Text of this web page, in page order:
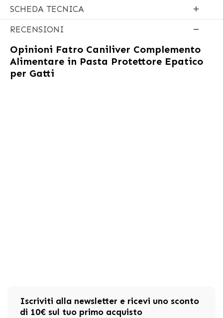
SCHEDA TECNICA
RECENSIONI
Opinioni Fatro Caniliver Complemento
Alimentare in Pasta Protettore Epatico
per Gatti
Iscriviti alla newsletter e ricevi uno sconto
di 10€ sul tuo primo acquisto